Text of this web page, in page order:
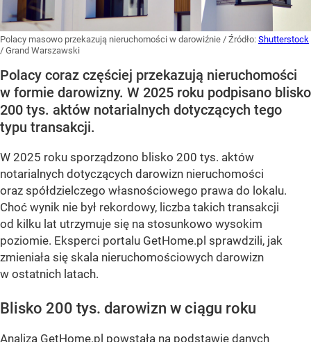
Polacy masowo przekazują nieruchomości w darowiźnie / Źródło: Shutterstock
/ Grand Warszawski
Polacy coraz częściej przekazują nieruchomości
w formie darowizny. W 2025 roku podpisano blisko
200 tys. aktów notarialnych dotyczących tego
typu transakcji.
W 2025 roku sporządzono blisko 200 tys. aktów
notarialnych dotyczących darowizn nieruchomości
oraz spółdzielczego własnościowego prawa do lokalu.
Choć wynik nie był rekordowy, liczba takich transakcji
od kilku lat utrzymuje się na stosunkowo wysokim
poziomie. Eksperci portalu GetHome.pl sprawdzili, jak
zmieniała się skala nieruchomościowych darowizn
w ostatnich latach.
Blisko 200 tys. darowizn w ciągu roku
Analiza GetHome.pl powstała na podstawie danych